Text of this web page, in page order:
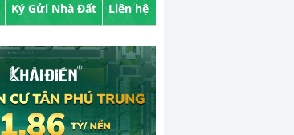
Ký Gửi Nhà Đất Liên hệ